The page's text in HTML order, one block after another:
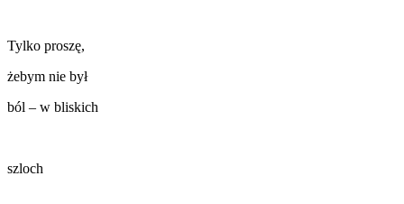
Tylko proszę,
żebym nie był
ból – w bliskich
szloch